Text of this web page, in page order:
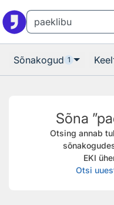
Sõnakogud 1 Keel
Sõna
Otsing annab
EKI
Otsi